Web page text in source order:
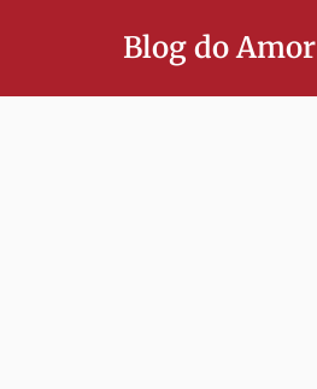
Blog do Amor